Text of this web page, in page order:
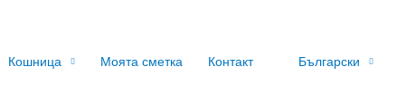
Кошница Моята сметка Контакт Български